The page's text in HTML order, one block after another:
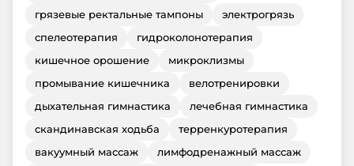
грязевые ректальные тампоны
электрогрязь
спелеотерапия
гидроколонотерапия
кишечное орошение
микроклизмы
промывание кишечника
велотренировки
дыхательная гимнастика
лечебная гимнастика
скандинавская ходьба
терренкуротерапия
вакуумный массаж
лимфодренажный массаж